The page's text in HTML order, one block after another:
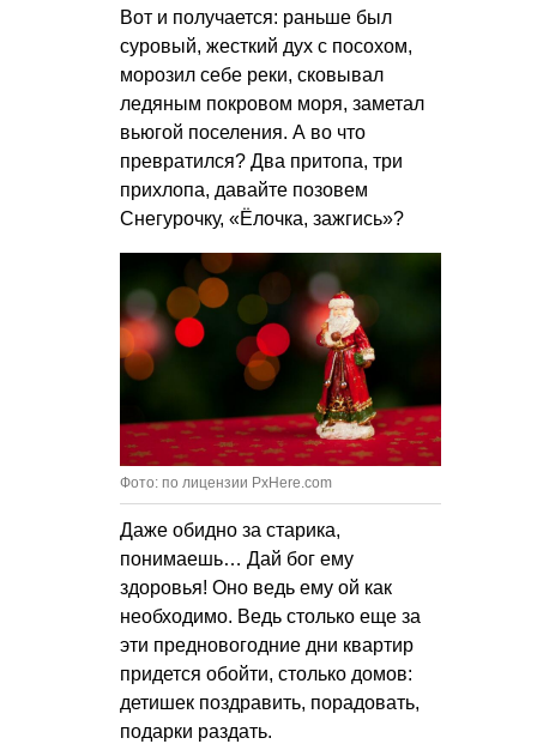
Вот и получается: раньше был
суровый, жесткий дух с посохом,
морозил себе реки, сковывал
ледяным покровом моря, заметал
вьюгой поселения. А во что
превратился? Два притопа, три
прихлопа, давайте позовем
Снегурочку, «Ёлочка, зажгись»?
Фото: по лицензии PxHere.com
Даже обидно за старика,
понимаешь… Дай бог ему
здоровья! Оно ведь ему ой как
необходимо. Ведь столько еще за
эти предновогодние дни квартир
придется обойти, столько домов:
детишек поздравить, порадовать,
подарки раздать.